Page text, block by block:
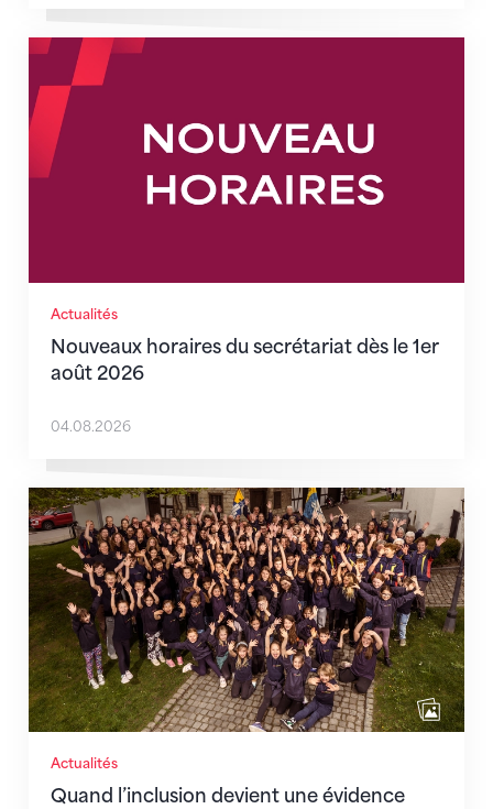
Actualités
Nouveaux horaires du secrétariat dès le 1er
août 2026
Nouveaux horaires du secrétariat dès le 1er août
04.08.2026
Actualités
Quand l’inclusion devient une évidence
Quand l’inclusion devient une évidence